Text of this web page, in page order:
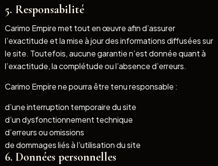
5. Responsabilité
Carimo Empire met tout en œuvre afin d’assurer
l’exactitude et la mise à jour des informations diffusées sur
le site. Toutefois, aucune garantie n’est donnée quant à
l’exactitude, la complétude ou l’absence d’erreurs.
Carimo Empire ne pourra être tenu responsable :
d’une interruption temporaire du site
d’un dysfonctionnement technique
d’erreurs ou omissions
de dommages liés à l’utilisation du site
6. Données personnelles